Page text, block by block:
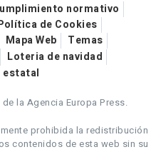
normativo
de Cookies
Mapa Web
Temas
Loteria de navidad
estatal
la Agencia Europa Press.
prohibida la redistribución
contenidos de esta web sin su